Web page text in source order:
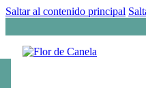
Saltar al contenido principal